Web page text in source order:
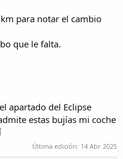
para notar el cambio
que le falta.
apartado del Eclipse
estas bujías mi coche
Última edición: 14 Abr 2025